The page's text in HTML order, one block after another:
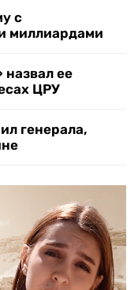
с
миллиардами
ее
ЦРУ
генерала,